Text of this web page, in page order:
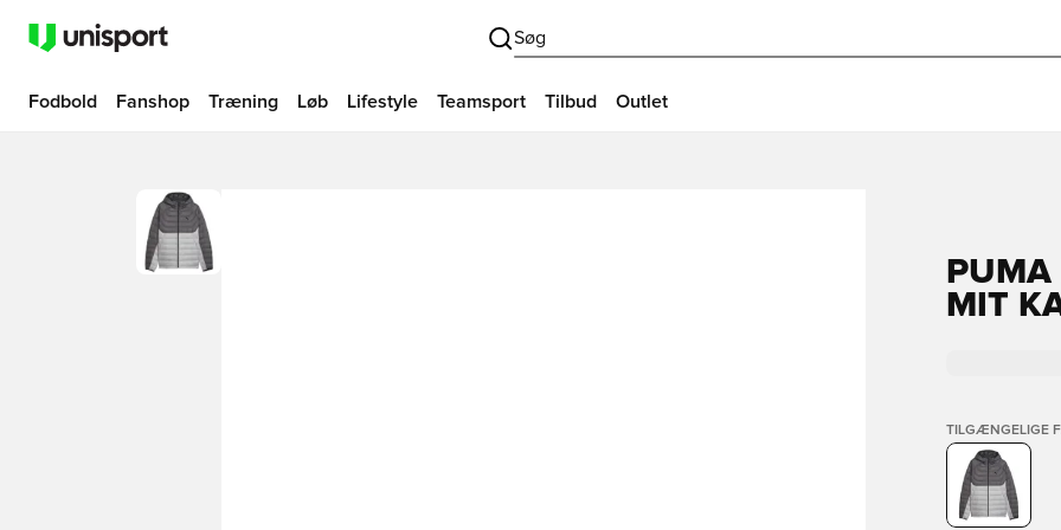
Søg
Fodbold Fanshop Træning Løb Lifestyle Teamsport Tilbud Outlet
MIT
TILGÆNGELIGE